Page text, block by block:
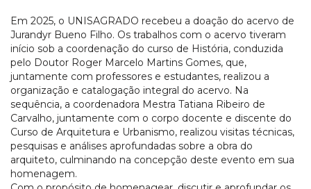
Em 2025, o UNISAGRADO recebeu a doação do acervo de
Jurandyr Bueno Filho. Os trabalhos com o acervo tiveram
início sob a coordenação do curso de História, conduzida
pelo Doutor Roger Marcelo Martins Gomes, que,
juntamente com professores e estudantes, realizou a
organização e catalogação integral do acervo. Na
sequência, a coordenadora Mestra Tatiana Ribeiro de
Carvalho, juntamente com o corpo docente e discente do
Curso de Arquitetura e Urbanismo, realizou visitas técnicas,
pesquisas e análises aprofundadas sobre a obra do
arquiteto, culminando na concepção deste evento em sua
homenagem.